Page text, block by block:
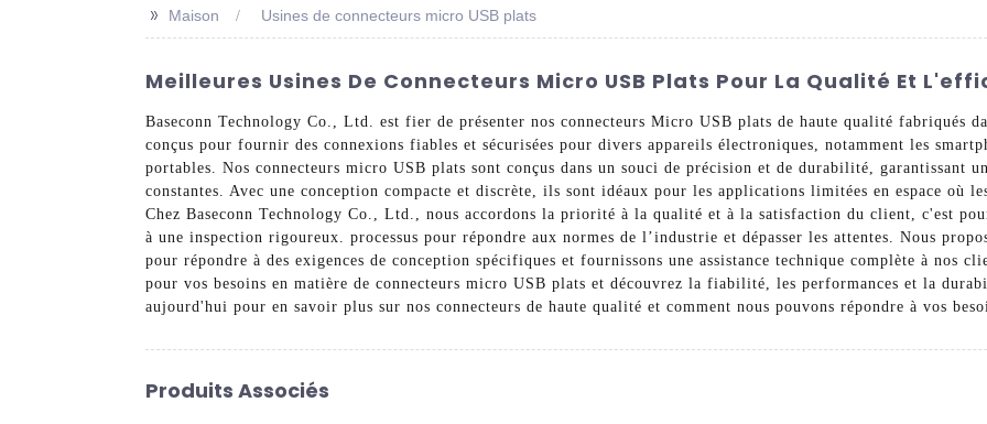
>> Maison Usines de connecteurs micro USB plats
Meilleures Usines De Connecteurs Micro USB Plats Pour La Qualité Et
Baseconn Technology Co., Ltd. est fier de présenter nos connecteurs Micro USB plats de haute qualité fabriqués
conçus pour fournir des connexions fiables et sécurisées pour divers appareils électroniques, notamment les
portables. Nos connecteurs micro USB plats sont conçus dans un souci de précision et de durabilité, garantissant
constantes. Avec une conception compacte et discrète, ils sont idéaux pour les applications limitées en espace où
Chez Baseconn Technology Co., Ltd., nous accordons la priorité à la qualité et à la satisfaction du client, c'est
à une inspection rigoureux. processus pour répondre aux normes de l’industrie et dépasser les attentes. Nous
pour répondre à des exigences de conception spécifiques et fournissons une assistance technique complète à nos
pour vos besoins en matière de connecteurs micro USB plats et découvrez la fiabilité, les performances et la
aujourd'hui pour en savoir plus sur nos connecteurs de haute qualité et comment nous pouvons répondre à vos
Produits Associés